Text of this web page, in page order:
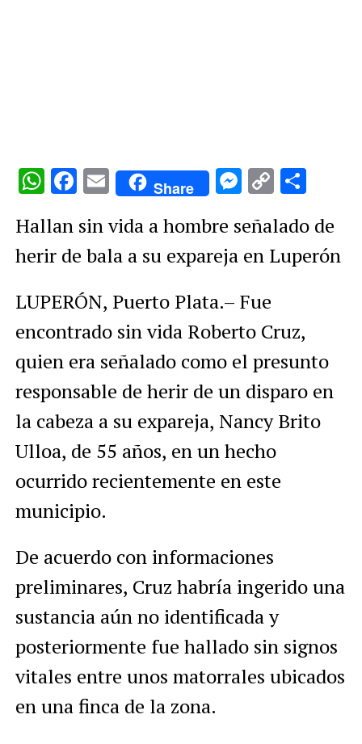
WhatsApp
Facebook
EmailShare
Copy
Hallan sin vida a hombre señalado de
herir de bala a su expareja en Luperón
LUPERÓN, Puerto Plata.– Fue
encontrado sin vida Roberto Cruz,
quien era señalado como el presunto
responsable de herir de un disparo en
la cabeza a su expareja, Nancy Brito
Ulloa, de 55 años, en un hecho
ocurrido recientemente en este
municipio.
De acuerdo con informaciones
preliminares, Cruz habría ingerido una
sustancia aún no identificada y
posteriormente fue hallado sin signos
vitales entre unos matorrales ubicados
en una finca de la zona.